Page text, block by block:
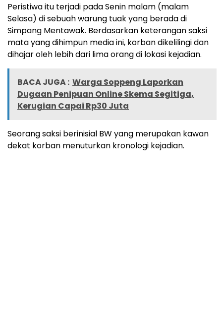
Peristiwa itu terjadi pada Senin malam (malam
Selasa) di sebuah warung tuak yang berada di
Simpang Mentawak. Berdasarkan keterangan saksi
mata yang dihimpun media ini, korban dikelilingi dan
dihajar oleh lebih dari lima orang di lokasi kejadian.
BACA JUGA : Warga Soppeng Laporkan
Dugaan Penipuan Online Skema Segitiga,
Kerugian Capai Rp30 Juta
Seorang saksi berinisial BW yang merupakan kawan
dekat korban menuturkan kronologi kejadian.